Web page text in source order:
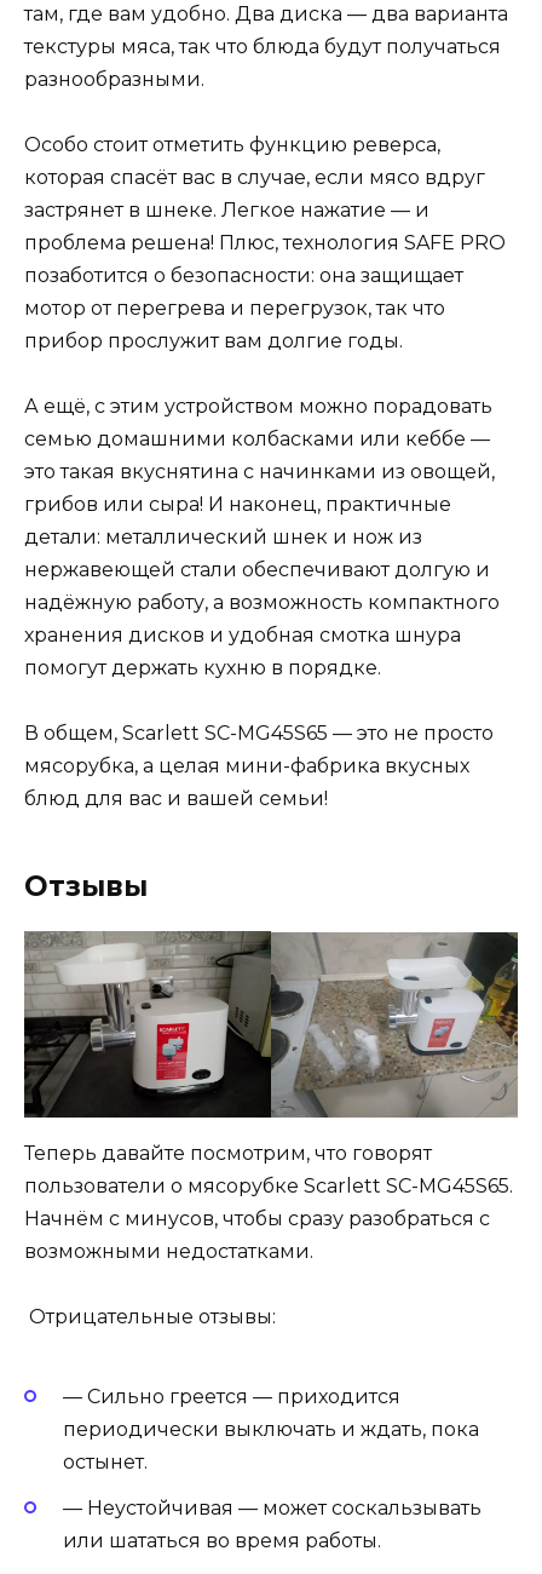
там, где вам удобно. Два диска — два варианта
текстуры мяса, так что блюда будут получаться
разнообразными.
Особо стоит отметить функцию реверса,
которая спасёт вас в случае, если мясо вдруг
застрянет в шнеке. Легкое нажатие — и
проблема решена! Плюс, технология SAFE PRO
позаботится о безопасности: она защищает
мотор от перегрева и перегрузок, так что
прибор прослужит вам долгие годы.
А ещё, с этим устройством можно порадовать
семью домашними колбасками или кеббе —
это такая вкуснятина с начинками из овощей,
грибов или сыра! И наконец, практичные
детали: металлический шнек и нож из
нержавеющей стали обеспечивают долгую и
надёжную работу, а возможность компактного
хранения дисков и удобная смотка шнура
помогут держать кухню в порядке.
В общем, Scarlett SC-MG45S65 — это не просто
мясорубка, а целая мини-фабрика вкусных
блюд для вас и вашей семьи!
Отзывы
Теперь давайте посмотрим, что говорят
пользователи о мясорубке Scarlett SC-MG45S65.
Начнём с минусов, чтобы сразу разобраться с
возможными недостатками.
Отрицательные отзывы:
— Сильно греется — приходится
периодически выключать и ждать, пока
остынет.
— Неустойчивая — может соскальзывать
или шататься во время работы.